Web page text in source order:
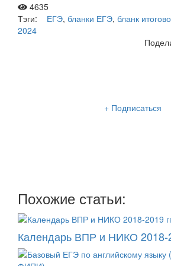
4635
Тэги:
ЕГЭ, бланки ЕГЭ, бланк
2024
+ Подписаться
Похожие статьи:
Календарь ВПР и НИКО 2018-